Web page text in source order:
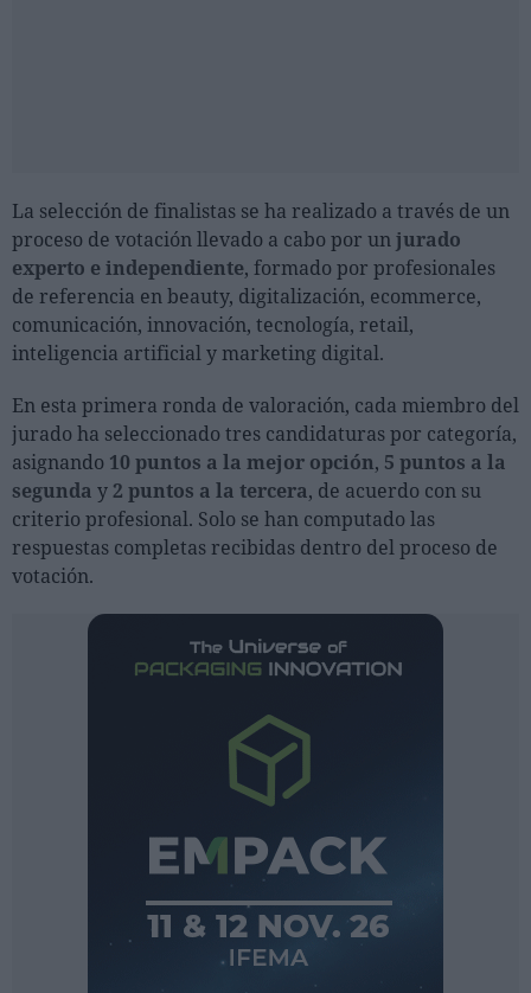
La selección de finalistas se ha realizado a través de un
proceso de votación llevado a cabo por unjurado
experto e independiente, formado por profesionales
de referencia en beauty, digitalización, ecommerce,
comunicación, innovación, tecnología, retail,
inteligencia artificial y marketing digital.
En esta primera ronda de valoración, cada miembro del
jurado ha seleccionado tres candidaturas por categoría,
asignando 10 puntos a la mejor opción, 5 puntos a la
segunda y2 puntos a la tercera, de acuerdo con su
criterio profesional. Solo se han computado las
respuestas completas recibidas dentro del proceso de
votación.